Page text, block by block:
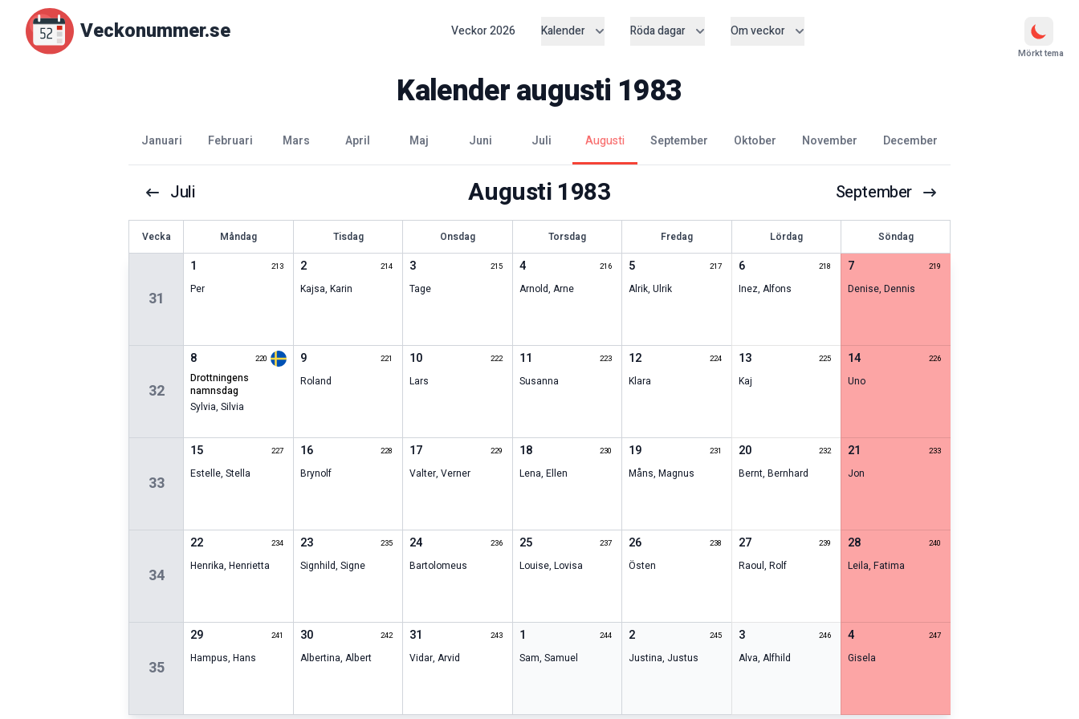
Veckonummer.se Veckor2026 Kalender Röda dagar Om veckor
Mörkt tema
Kalenderaugusti 1983
januari februari mars april maj juni juli augusti september oktober november december
Juli Augusti 1983 September
Vecka Måndag Tisdag Onsdag Torsdag Fredag Lördag Söndag
31
1 213
Per
2 214
Kajsa, Karin
3 215
Tage
4 216
Arnold, Arne
5 217
Alrik,Ulrik
6 218
Inez, Alfons
7 219
Denise,Dennis
32
8 220
drottningens
namnsdag
Sylvia,Silvia
9 221
Roland
10 222
Lars
11 223
Susanna
12 224
Klara
13 225
Kaj
14 226
Uno
33
15 227
Estelle,Stella
16 228
Brynolf
17 229
Valter,Verner
18 230
Lena, Ellen
19 231
Måns,Magnus
20 232
Bernt, Bernhard
21 233
Jon
34
22 234
Henrika,Henrietta
23 235
Signhild, Signe
24 236
Bartolomeus
25 237
Louise, Lovisa
26 238
Östen
27 239
Raoul, Rolf
28 240
Leila,Fatima
35
29 241
Hampus,Hans
30 242
Albertina, Albert
31 243
Vidar,Arvid
1 244
Sam, Samuel
2 245
Justina, Justus
3 246
Alva, Alfhild
4 247
Gisela